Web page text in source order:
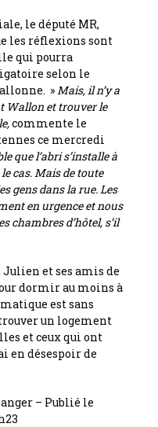
le député MR,
les réflexions sont
qui pourra
selon le
»Mais, il n’y a
Wallon et trouver le
commente le
ce mercredi
que l’abri s’installe à
cas. Mais de toute
gens dans la rue. Les
en urgence et nous
chambres d’hôtel, s’il
et ses amis de
dormir au moins à
est sans
un logement
et ceux qui ont
en désespoir de
– Publié le